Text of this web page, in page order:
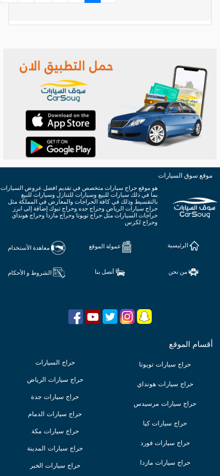
موقع سوق السيارات
هو موقع حراج سيارات متخصص في تقديم افضل عروض السيارات
بما في ذلك سيارات للبيع وسيارات للتنازل وسيارات للبيع
بالتقسيط وذلك في كافة الحراجات والمعارض في المملكة مثل
حراج سيارات الرياض وحراج جده وحراج تبوك إضافة إلى ابرز
حراجات السيارات مثل حراج تويوتا وحراج مازدا وحراج هونداي
وحراج لكزس
معاهدة الأستخدام الرئيسية
أتصل بنا من نحن
أقسام الموقع
حراج السيارات
حراج سيارات الرياض
حراج سيارات جدة
حراج سيارات الدمام
حراج سيارات مكة
حراج سيارات المدينة
حراج سيارات الخبر
حراج سيارات تويوتا
حراج سيارات هونداي
حراج سيارات مرسيدس
حراج سيارات كيا
حراج سيارات فورد
حراج سيارات مازدا